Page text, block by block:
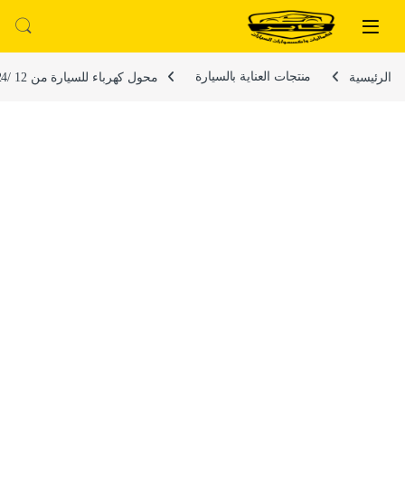
تخطي إلى المحتوى
الرئيسية منتجات العناية بالسيارة محول كهرباء للسيارة من 12 /24 فولت الى 150 وات ، عاكس كهربائي عالي الطاقة للسيارات والشاحنات ، شاحن سريع مع USB(كود : 9630)